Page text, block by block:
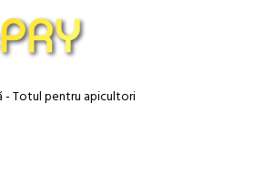
- Totul pentru apicultori